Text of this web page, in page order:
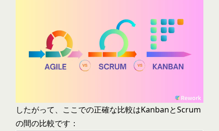
したがって、ここでの正確な比較はKanbanとScrum
の間の比較です：